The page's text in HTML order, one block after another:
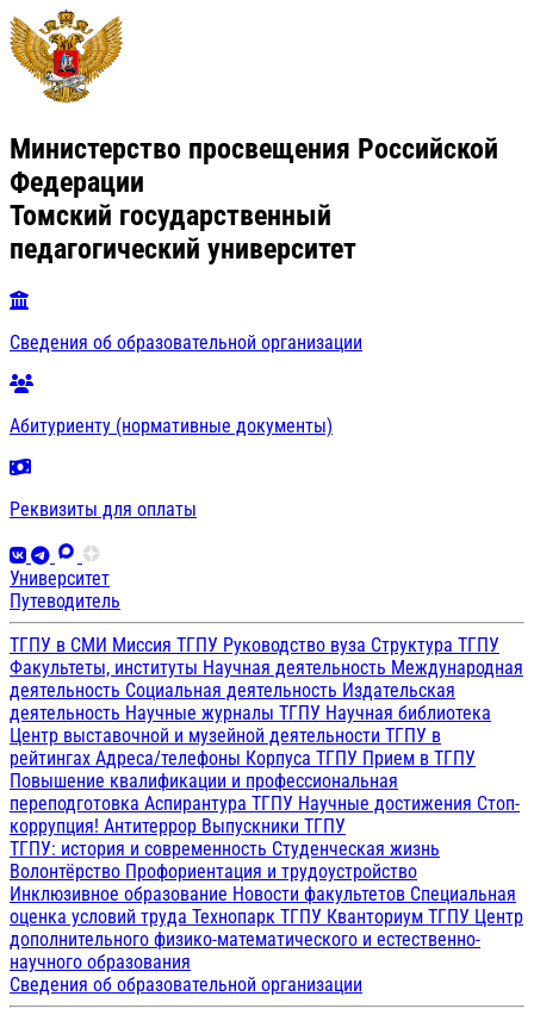
Министерство просвещения Российской
Федерации
Томский государственный
педагогический университет
Сведения об образовательной организации
Абитуриенту (нормативные документы)
Реквизиты для оплаты
Университет
Путеводитель
ТГПУ в СМИ Миссия ТГПУ Руководство вуза Структура ТГПУ
Факультеты, институты Научная деятельность Международная
деятельность Социальная деятельность Издательская
деятельность Научные журналы ТГПУ Научная библиотека
Центр выставочной и музейной деятельности ТГПУ в
рейтингах Адреса/телефоны Корпуса ТГПУ Прием в ТГПУ
Повышение квалификации и профессиональная
переподготовка Аспирантура ТГПУ Научные достижения Стоп-
коррупция! Антитеррор Выпускники ТГПУ
ТГПУ: история и современность Студенческая жизнь
Волонтёрство Профориентация и трудоустройство
Инклюзивное образование Новости факультетов Специальная
оценка условий труда Технопарк ТГПУ Кванториум ТГПУ Центр
дополнительного физико-математического и естественно-
научного образования
Сведения об образовательной организации